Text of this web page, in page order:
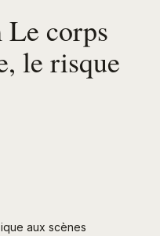
Le corps
le risque
aux scènes